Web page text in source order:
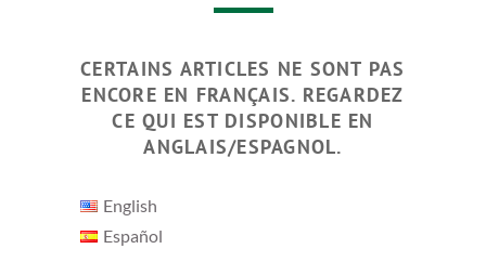
CERTAINS ARTICLES NE SONT PAS
ENCORE EN FRANÇAIS. REGARDEZ
CE QUI EST DISPONIBLE EN
ANGLAIS/ESPAGNOL.
English
Español